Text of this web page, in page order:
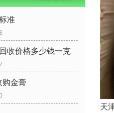
准
收价格多少钱一克
金膏
天